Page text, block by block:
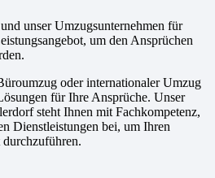
unser Umzugsunternehmen für
um den Ansprüchen
oder internationaler Umzug
für Ihre Ansprüche. Unser
steht Ihnen mit Fachkompetenz,
Dienstleistungen bei, um Ihren